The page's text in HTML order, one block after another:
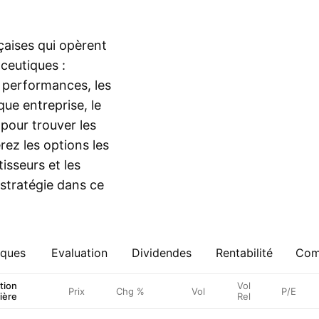
qui opèrent
:
les
entreprise, le
trouver les
les options les
et les
dans ce
Evaluation Dividendes Rentabilité
Prix Chg % Vol
Vol
Rel
P/E